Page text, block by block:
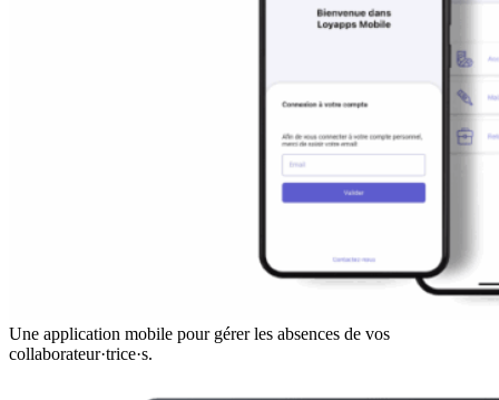
Une application mobile pour gérer les absences de vos
collaborateur·trice·s.